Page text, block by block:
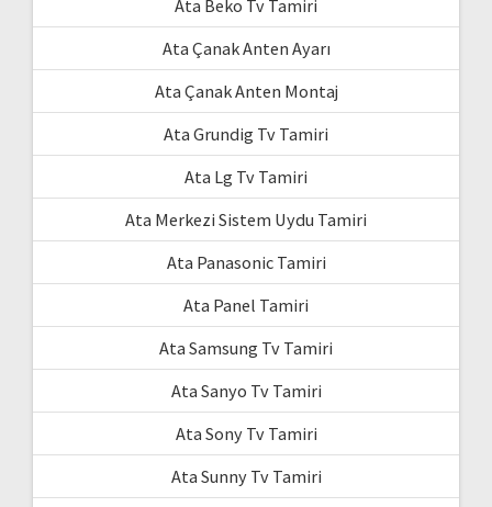
Ata Beko Tv Tamiri
Ata Çanak Anten Ayarı
Ata Çanak Anten Montaj
Ata Grundig Tv Tamiri
Ata Lg Tv Tamiri
Ata Merkezi Sistem Uydu Tamiri
Ata Panasonic Tamiri
Ata Panel Tamiri
Ata Samsung Tv Tamiri
Ata Sanyo Tv Tamiri
Ata Sony Tv Tamiri
Ata Sunny Tv Tamiri